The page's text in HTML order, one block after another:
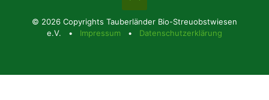
© 2026 Copyrights Tauberländer Bio-Streuobstwiesen
e.V. • Impressum • Datenschutzerklärung